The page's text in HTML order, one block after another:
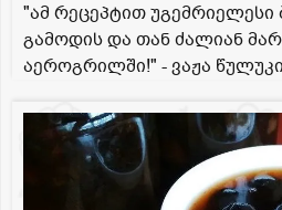
"ამ რეცეპტით უგემრიელესი
გამოდის და თან ძალიან
აეროგრილში!" - ვაჟა